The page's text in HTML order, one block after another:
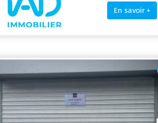
En savoir +